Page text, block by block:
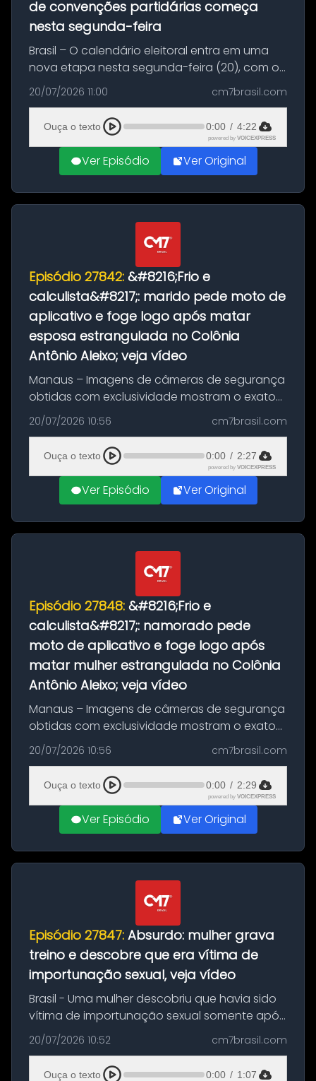
de convenções partidárias começa
nesta segunda-feira
Brasil – O calendário eleitoral entra em uma
nova etapa nesta segunda-feira (20), com o
início do período destinado às convenções
partidárias. Até 5 de agosto, partidos e
federações poderão oficializa...
20/07/2026 11:00 cm7brasil.com
Ouça o texto 0:00 / 4:22
powered by VOICEXPRESS
Ver Episódio Ver Original
Episódio 27842: &#8216;Frio e
calculista&#8217;: marido pede moto de
aplicativo e foge logo após matar
esposa estrangulada no Colônia
Antônio Aleixo; veja vídeo
Manaus – Imagens de câmeras de segurança
obtidas com exclusividade mostram o exato
momento da fuga do principal suspeito da
morte de Larissa Araújo, de 28 anos. O crime
ocorreu na noite deste último d...
20/07/2026 10:56 cm7brasil.com
Ouça o texto 0:00 / 2:27
powered by VOICEXPRESS
Ver Episódio Ver Original
Episódio 27848: &#8216;Frio e
calculista&#8217;: namorado pede
moto de aplicativo e foge logo após
matar mulher estrangulada no Colônia
Antônio Aleixo; veja vídeo
Manaus – Imagens de câmeras de segurança
obtidas com exclusividade mostram o exato
momento da fuga do principal suspeito da
morte de Larissa Araújo, de 28 anos. O crime
ocorreu na noite deste último d...
20/07/2026 10:56 cm7brasil.com
Ouça o texto 0:00 / 2:29
powered by VOICEXPRESS
Ver Episódio Ver Original
Episódio 27847: Absurdo: mulher grava
treino e descobre que era vítima de
importunação sexual, veja vídeo
Brasil - Uma mulher descobriu que havia sido
vítima de importunação sexual somente após
assistir a um vídeo que gravou enquanto
treinava na academia de um condomínio em
Feira de Santana, na Bahia. O c...
20/07/2026 10:52 cm7brasil.com
Ouça o texto 0:00 / 1:07